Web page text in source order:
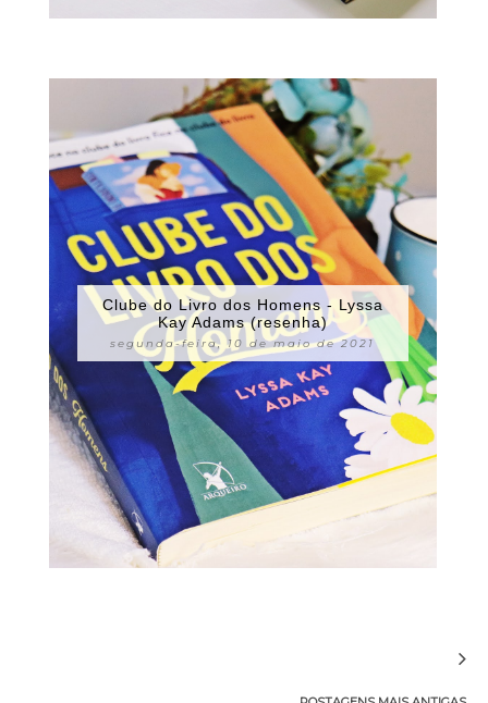
Clube do Livro dos Homens - Lyssa
Kay Adams (resenha)
segunda-feira, 10 de maio de 2021